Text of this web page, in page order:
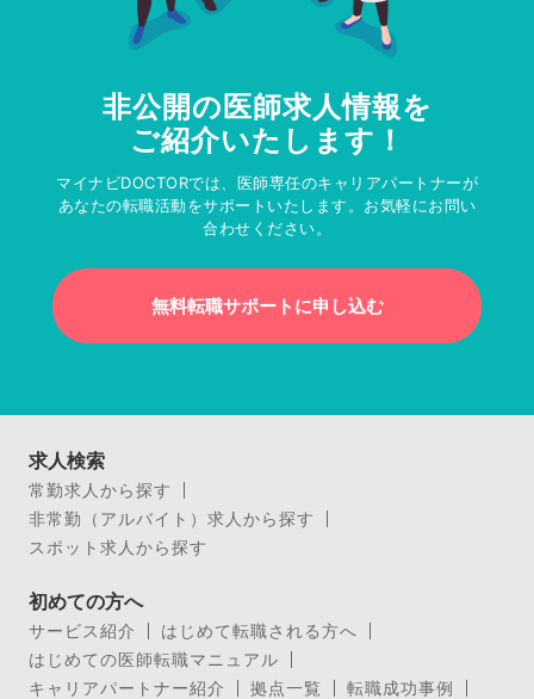
非公開の医師求人情報を
ご紹介いたします！
マイナビDOCTORでは、医師専任のキャリアパートナーが
あなたの転職活動をサポートいたします。お気軽にお問い
合わせください。
無料転職サポートに申し込む
求人検索
常勤求人から探す
非常勤（アルバイト）求人から探す
スポット求人から探す
初めての方へ
サービス紹介
はじめて転職される方へ
はじめての医師転職マニュアル
キャリアパートナー紹介
拠点一覧
転職成功事例